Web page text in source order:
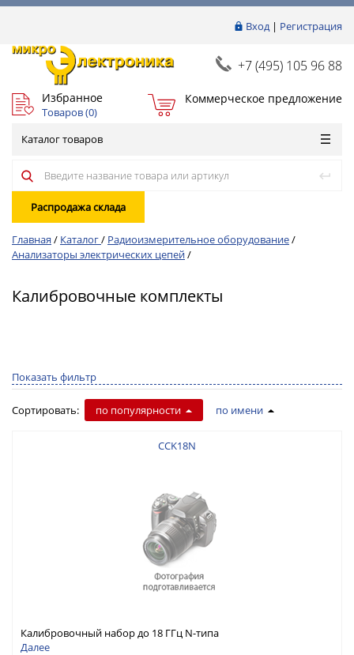
Вход| Регистрация
+7 (495) 105 96 88
Избранное
Товаров (0)
Коммерческое предложение
Каталог товаров
Распродажа склада
Главная / Каталог/ Радиоизмерительное оборудование/
Анализаторы электрических цепей/
Калибровочные комплекты
Показать фильтр
Сортировать: по популярности по имени
CCK18N
Калибровочный набор до 18 ГГц N-типа
Далее